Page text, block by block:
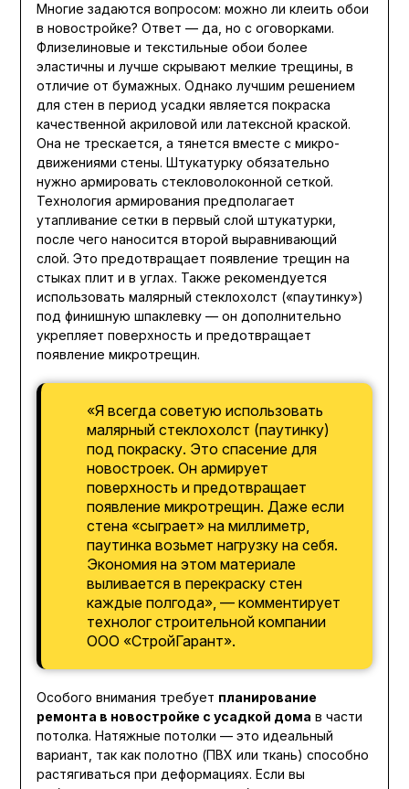
Многие задаются вопросом: можно ли клеить обои
в новостройке? Ответ — да, но с оговорками.
Флизелиновые и текстильные обои более
эластичны и лучше скрывают мелкие трещины, в
отличие от бумажных. Однако лучшим решением
для стен в период усадки является покраска
качественной акриловой или латексной краской.
Она не трескается, а тянется вместе с микро-
движениями стены. Штукатурку обязательно
нужно армировать стекловолоконной сеткой.
Технология армирования предполагает
утапливание сетки в первый слой штукатурки,
после чего наносится второй выравнивающий
слой. Это предотвращает появление трещин на
стыках плит и в углах. Также рекомендуется
использовать малярный стеклохолст («паутинку»)
под финишную шпаклевку — он дополнительно
укрепляет поверхность и предотвращает
появление микротрещин.
«Я всегда советую использовать
малярный стеклохолст (паутинку)
под покраску. Это спасение для
новостроек. Он армирует
поверхность и предотвращает
появление микротрещин. Даже если
стена «сыграет» на миллиметр,
паутинка возьмет нагрузку на себя.
Экономия на этом материале
выливается в перекраску стен
каждые полгода», — комментирует
технолог строительной компании
ООО «СтройГарант».
Особого внимания требует планирование
ремонта в новостройке с усадкой дома в части
потолка. Натяжные потолки — это идеальный
вариант, так как полотно (ПВХ или ткань) способно
растягиваться при деформациях. Если вы